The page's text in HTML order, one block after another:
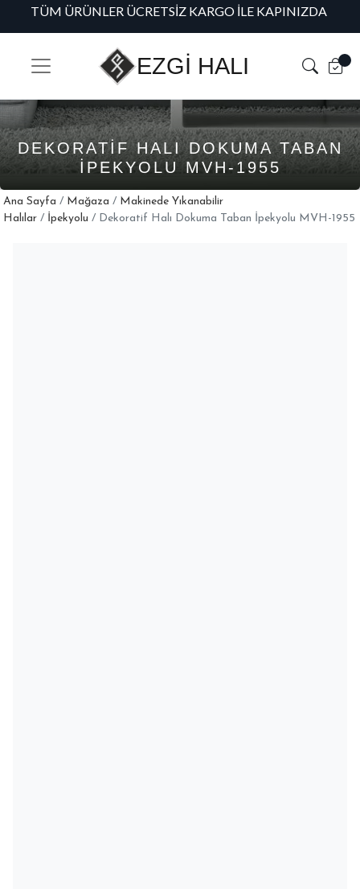
TÜM ÜRÜNLER ÜCRETSIZ KARGO İLE KAPINIZDA
EZGİ HALI
DEKORATIF HALI DOKUMA TABAN
İPEKYOLU MVH-1955
Ana Sayfa / Mağaza / Makinede Yıkanabilir
Halılar / İpekyolu / Dekoratif Halı Dokuma Taban İpekyolu MVH-1955